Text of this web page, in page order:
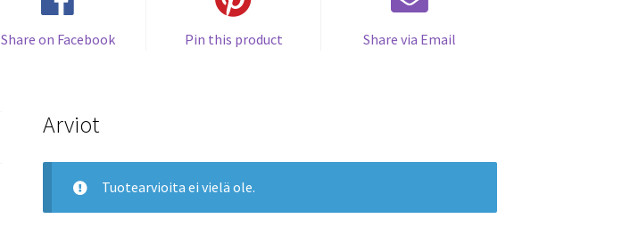
Share on Facebook Pin this product Share via Email
Arviot
Tuotearvioita ei vielä ole.